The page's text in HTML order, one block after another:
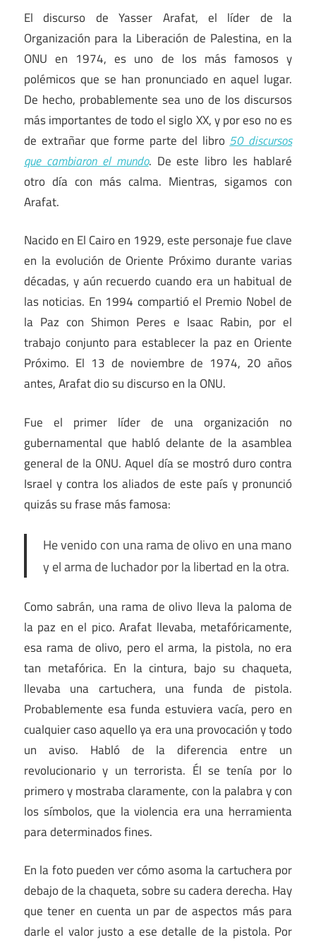
El discurso de Yasser Arafat, el líder de la
Organización para la Liberación de Palestina, en la
ONU en 1974, es uno de los más famosos y
polémicos que se han pronunciado en aquel lugar.
De hecho, probablemente sea uno de los discursos
más importantes de todo el siglo XX, y por eso no es
de extrañar que forme parte del libro 50 discursos
que cambiaron el mundo. De este libro les hablaré
otro día con más calma. Mientras, sigamos con
Arafat.
Nacido en El Cairo en 1929, este personaje fue clave
en la evolución de Oriente Próximo durante varias
décadas, y aún recuerdo cuando era un habitual de
las noticias. En 1994 compartió el Premio Nobel de
la Paz con Shimon Peres e Isaac Rabin, por el
trabajo conjunto para establecer la paz en Oriente
Próximo. El 13 de noviembre de 1974, 20 años
antes, Arafat dio su discurso en la ONU.
Fue el primer líder de una organización no
gubernamental que habló delante de la asamblea
general de la ONU. Aquel día se mostró duro contra
Israel y contra los aliados de este país y pronunció
quizás su frase más famosa:
He venido con una rama de olivo en una mano
y el arma de luchador por la libertad en la otra.
Como sabrán, una rama de olivo lleva la paloma de
la paz en el pico. Arafat llevaba, metafóricamente,
esa rama de olivo, pero el arma, la pistola, no era
tan metafórica. En la cintura, bajo su chaqueta,
llevaba una cartuchera, una funda de pistola.
Probablemente esa funda estuviera vacía, pero en
cualquier caso aquello ya era una provocación y todo
un aviso. Habló de la diferencia entre un
revolucionario y un terrorista. Él se tenía por lo
primero y mostraba claramente, con la palabra y con
los símbolos, que la violencia era una herramienta
para determinados fines.
En la foto pueden ver cómo asoma la cartuchera por
debajo de la chaqueta, sobre su cadera derecha. Hay
que tener en cuenta un par de aspectos más para
darle el valor justo a ese detalle de la pistola. Por